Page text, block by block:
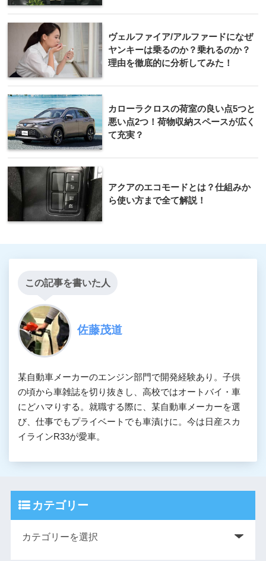
ヴェルファイア/アルファードになぜ
ヤンキーは乗るのか？乗れるのか？
理由を徹底的に分析してみた！
カローラクロスの荷室の良い点5つと
悪い点2つ！荷物収納スペースが広く
て充実？
アクアのエコモードとは？仕組みか
ら使い方まで全て解説！
この記事を書いた人
佐藤茂道
某自動車メーカーのエンジン部門で開発経験あり。子供
の頃から車雑誌を切り抜きし、高校ではオートバイ・車
にどハマりする。就職する際に、某自動車メーカーを選
び、仕事でもプライベートでも車漬けに。今は日産スカ
イラインR33が愛車。
カテゴリー